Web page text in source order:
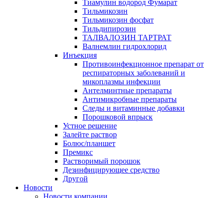
Тиамулин водород Фумарат
Тильмикозин
Тильмикозин фосфат
Тильдипирозин
ТАЛВАЛОЗИН ТАРТРАТ
Валнемлин гидрохлорид
Инъекция
Противоинфекционное препарат от
респираторных заболеваний и
микоплазмы инфекции
Антелминтные препараты
Антимикробные препараты
Следы и витаминные добавки
Порошковой впрыск
Устное решение
Залейте раствор
Болюс/планшет
Премикс
Растворимый порошок
Дезинфицирующее средство
Другой
Новости
Новости компании